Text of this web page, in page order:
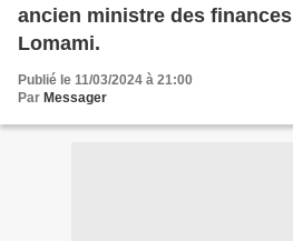
ancien ministre des
Lomami.
Publié le 11/03/2024 à 21:00
Par Messager